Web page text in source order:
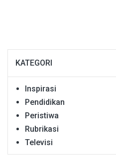
KATEGORI
Inspirasi
Pendidikan
Peristiwa
Rubrikasi
Televisi